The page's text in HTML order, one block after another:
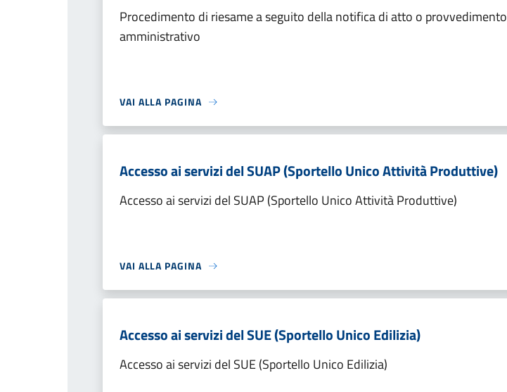
Procedimento di riesame a seguito della notifica di atto o provvedimento
amministrativo
VAI ALLA PAGINA
Accesso ai servizi del SUAP (Sportello Unico Attività Produttive)
Accesso ai servizi del SUAP (Sportello Unico Attività Produttive)
VAI ALLA PAGINA
Accesso ai servizi del SUE (Sportello Unico Edilizia)
Accesso ai servizi del SUE (Sportello Unico Edilizia)